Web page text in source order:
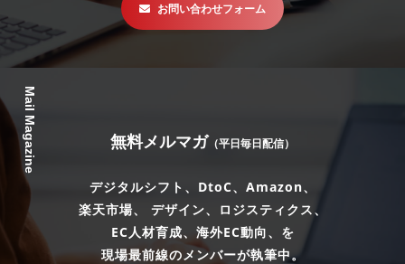
お問い合わせフォーム
Mail Magazine 無料メルマガ （平日毎日配信）
デジタルシフト、DtoC、Amazon、
楽天市場、 デザイン、ロジスティクス、
EC人材育成、海外EC動向、を
現場最前線のメンバーが執筆中。